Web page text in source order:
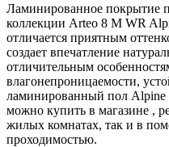
Ламинированное покрытие
коллекции Arteo 8 M WR
отличается приятным
создает впечатление
отличительным
влагонепроницаемости,
ламинированный пол Alpine
можно купить в магазине ,
жилых комнатах, так и в
проходимостью.